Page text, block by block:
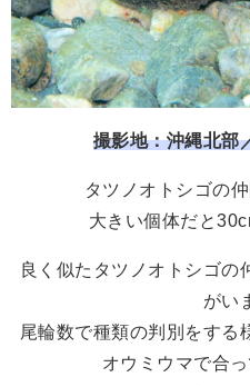
撮影地：沖縄北部
タツノオトシゴの
大きい個体だと
良く似たタツノオトシゴの
がい
尾輪数で種類の判別をする
オウミウマで合